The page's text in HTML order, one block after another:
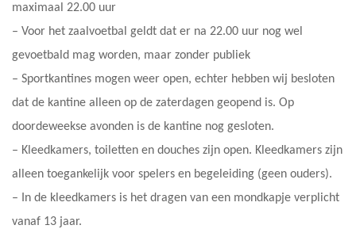
maximaal 22.00 uur
– Voor het zaalvoetbal geldt dat er na 22.00 uur nog wel
gevoetbald mag worden, maar zonder publiek
– Sportkantines mogen weer open, echter hebben wij besloten
dat de kantine alleen op de zaterdagen geopend is. Op
doordeweekse avonden is de kantine nog gesloten.
– Kleedkamers, toiletten en douches zijn open. Kleedkamers zijn
alleen toegankelijk voor spelers en begeleiding (geen ouders).
– In de kleedkamers is het dragen van een mondkapje verplicht
vanaf 13 jaar.